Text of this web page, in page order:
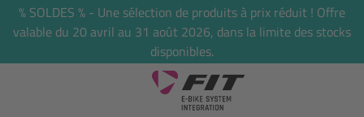
principal
% SOLDES % - Une sélection de produits à prix réduit ! Offre
valable du 20 avril au 31 août 2026, dans la limite des stocks
disponibles.